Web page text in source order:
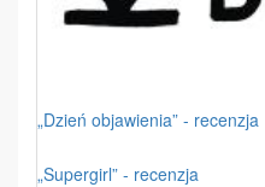
„Dzień objawienia” - recenzja
„Supergirl” - recenzja